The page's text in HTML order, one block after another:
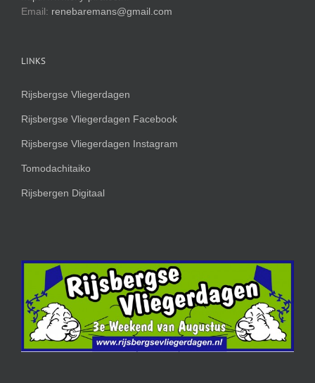
Email: renebaremans@gmail.com
LINKS
Rijsbergse Vliegerdagen
Rijsbergse Vliegerdagen Facebook
Rijsbergse Vliegerdagen Instagram
Tomodachitaiko
Rijsbergen Digitaal